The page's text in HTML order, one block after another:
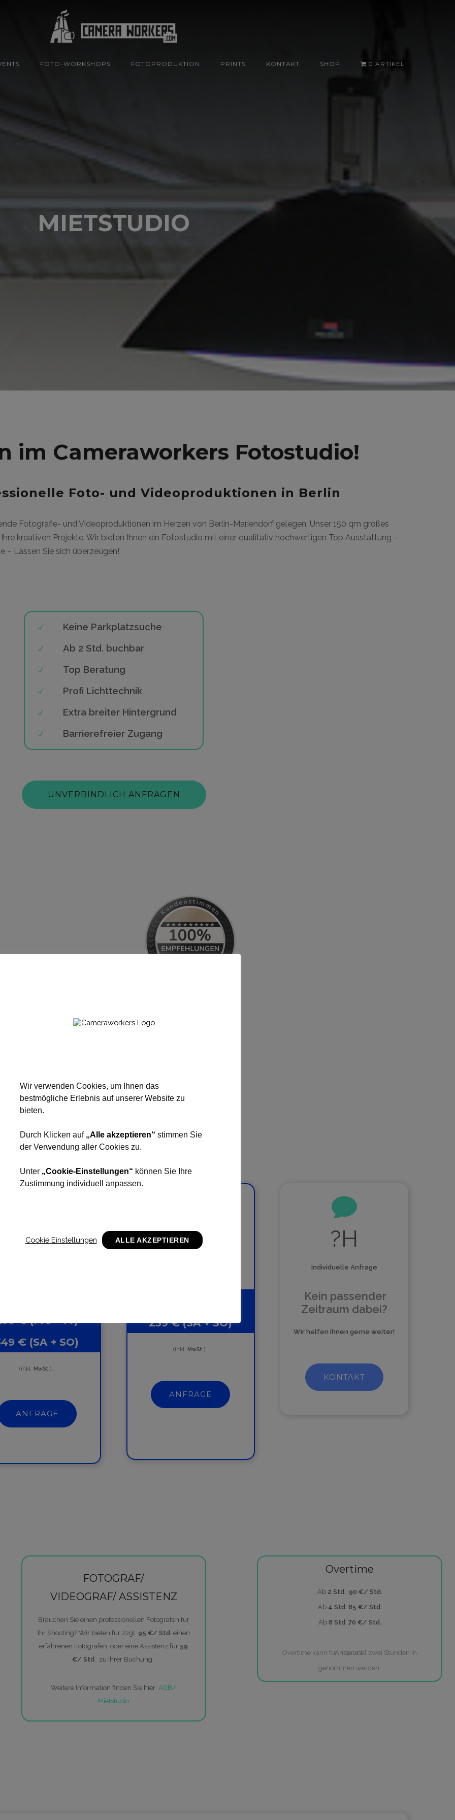
FOTO-WORKSHOPS FOTOPRODUKTION PRINTS KONTAKT SHOP 0 ARTIKEL
MIETSTUDIO
im Cameraworkers Fotostudio!
Foto- und Videoproduktionen in Berlin
Fotografie- und Videoproduktionen im Herzen von Berlin-Mariendorf gelegen. Unser 150 qm großes
kreativen Projekte. Wir bieten Ihnen ein Fotostudio mit einer qualitativ hochwertigen Top Ausstattung –
– Lassen Sie sich überzeugen!
Keine Parkplatzsuche
Ab 2 Std. buchbar
Top Beratung
Profi Lichttechnik
Extra breiter Hintergrund
Barrierefreier Zugang
UNVERBINDLICH ANFRAGEN
€ (MO – Fr)
€ (SA + SO)
(inkl. MwSt. ):.
ANFRAGE
2H
239 € (SA + SO)
(inkl . MwSt. ):.
ANFRAGE
?H
Individuelle Anfrage
Kein passender
Zeitraum dabei?
Wir helfen Ihnen gerne weiter!
KONTAKT
FOTOGRAF/
VIDEOGRAF/ ASSISTENZ
Brauchen Sie einen professionellen Fotografen für
Ihr Shooting? Wir bieten für zzgl. 95 €/ Std. einen
erfahrenen Fotografen, oder eine Assistenz für 59
€/ Std . zu Ihrer Buchung.
Weitere Information finden Sie hier:AGB/
Mietstudio
Overtime
Ab 2 Std. 90 €/ Std.
Ab4 Std. 85 €/ Std.
Ab 8 Std. 70 €/ Std.
Overtime kann für maximal zwei Stunden in Anspruch
genommen werden.
Wir verwenden Cookies, um Ihnen das
bestmögliche Erlebnis auf unserer Website zu
bieten.
Durch Klicken auf „Alle akzeptieren“ stimmen Sie
der Verwendung aller Cookies zu.
Unter „Cookie-Einstellungen“ können Sie Ihre
Zustimmung individuell anpassen.
Cookie Einstellungen ALLE AKZEPTIEREN